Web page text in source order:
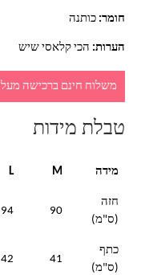
חומר: כותנה
הערות: הכי קלאסי שיש
משלוח חינם ברכישה מעל 199.99ש'ח
טבלת מידות
מידה M
L
חזה
(ס"מ)
90
94
כתף
(ס"מ)
41
42